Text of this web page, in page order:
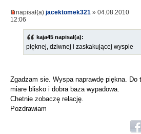
napisał(a) jacektomek321 » 04.08.2010
12:06
kaja45 napisał(a):
pięknej, dziwnej i zaskakującej wyspie
Zgadzam sie. Wyspa naprawdę piękna. Do
miare blisko i dobra baza wypadowa.
Chetnie zobaczę relację.
Pozdrawiam